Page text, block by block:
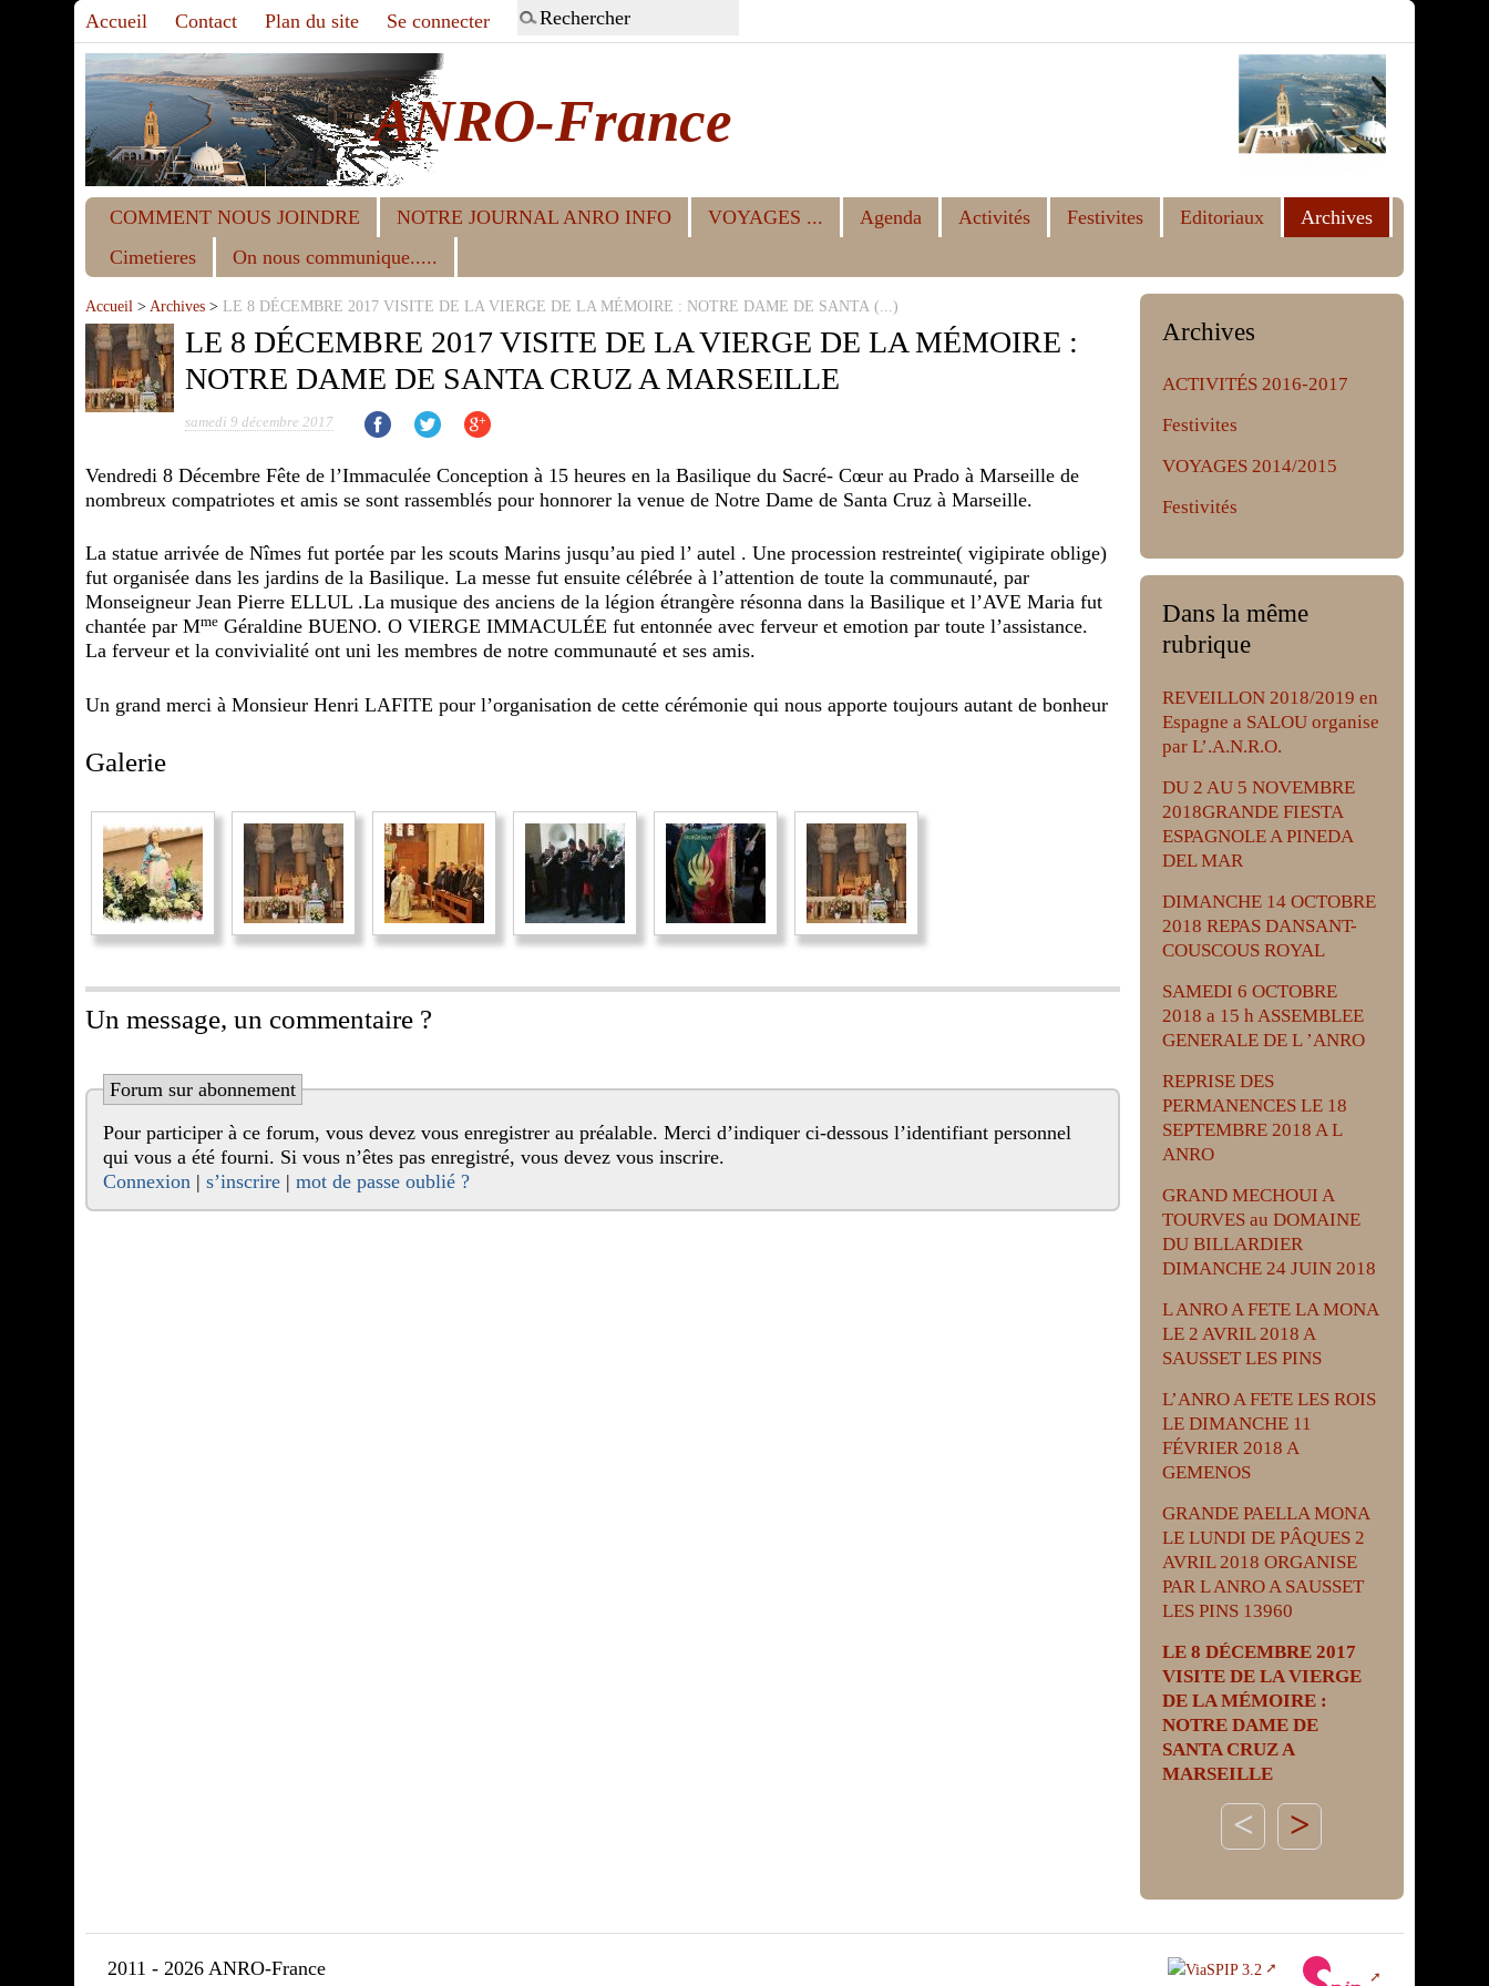
Accueil Contact Plan du site Se connecter
ANRO-France
COMMENT NOUS JOINDRE NOTRE JOURNAL ANRO INFO VOYAGES ... Agenda Activités Festivites Editoriaux
Archives
Cimetieres
On nous communique.....
Accueil > Archives > LE 8 DÉCEMBRE 2017 VISITE DE LA VIERGE DE LA MÉMOIRE : NOTRE DAME DE SANTA (...)
LE 8 DÉCEMBRE 2017 VISITE DE LA VIERGE DE LA MÉMOIRE :
NOTRE DAME DE SANTA CRUZ A MARSEILLE
samedi 9 décembre 2017
Vendredi 8 Décembre Fête de l’Immaculée Conception à 15 heures en la Basilique du Sacré- Cœur au Prado à Marseille de
nombreux compatriotes et amis se sont rassemblés pour honnorer la venue de Notre Dame de Santa Cruz à Marseille.
La statue arrivée de Nîmes fut portée par les scouts Marins jusqu’au pied l’ autel . Une procession restreinte( vigipirate oblige)
fut organisée dans les jardins de la Basilique. La messe fut ensuite célébrée à l’attention de toute la communauté, par
Monseigneur Jean Pierre ELLUL .La musique des anciens de la légion étrangère résonna dans la Basilique et l’AVE Maria fut
chantée par Mme Géraldine BUENO. O VIERGE IMMACULÉE fut entonnée avec ferveur et emotion par toute l’assistance.
La ferveur et la convivialité ont uni les membres de notre communauté et ses amis.
Un grand merci à Monsieur Henri LAFITE pour l’organisation de cette cérémonie qui nous apporte toujours autant de bonheur
Galerie
Un message, un commentaire ?
Forum sur abonnement
Pour participer à ce forum, vous devez vous enregistrer au préalable. Merci d’indiquer ci-dessous l’identifiant personnel
qui vous a été fourni. Si vous n’êtes pas enregistré, vous devez vous inscrire.
Connexion |s’inscrire |mot de passe oublié ?
Archives
ACTIVITÉS 2016-2017
Festivites
VOYAGES 2014/2015
Festivités
Dans la même
rubrique
REVEILLON 2018/2019 en
Espagne a SALOU organise
par L’.A.N.R.O.
DU 2 AU 5 NOVEMBRE
2018GRANDE FIESTA
ESPAGNOLE A PINEDA
DEL MAR
DIMANCHE 14 OCTOBRE
2018 REPAS DANSANT-
COUSCOUS ROYAL
SAMEDI 6 OCTOBRE
2018 a 15 h ASSEMBLEE
GENERALE DE L ’ANRO
REPRISE DES
PERMANENCES LE 18
SEPTEMBRE 2018 A L
ANRO
GRAND MECHOUI A
TOURVES au DOMAINE
DU BILLARDIER
DIMANCHE 24 JUIN 2018
L ANRO A FETE LA MONA
LE 2 AVRIL 2018 A
SAUSSET LES PINS
L’ANRO A FETE LES ROIS
LE DIMANCHE 11
FÉVRIER 2018 A
GEMENOS
GRANDE PAELLA MONA
LE LUNDI DE PÂQUES 2
AVRIL 2018 ORGANISE
PAR L ANRO A SAUSSET
LES PINS 13960
LE 8 DÉCEMBRE 2017
VISITE DE LA VIERGE
DE LA MÉMOIRE :
NOTRE DAME DE
SANTA CRUZ A
MARSEILLE
>
2011 - 2026 ANRO-France